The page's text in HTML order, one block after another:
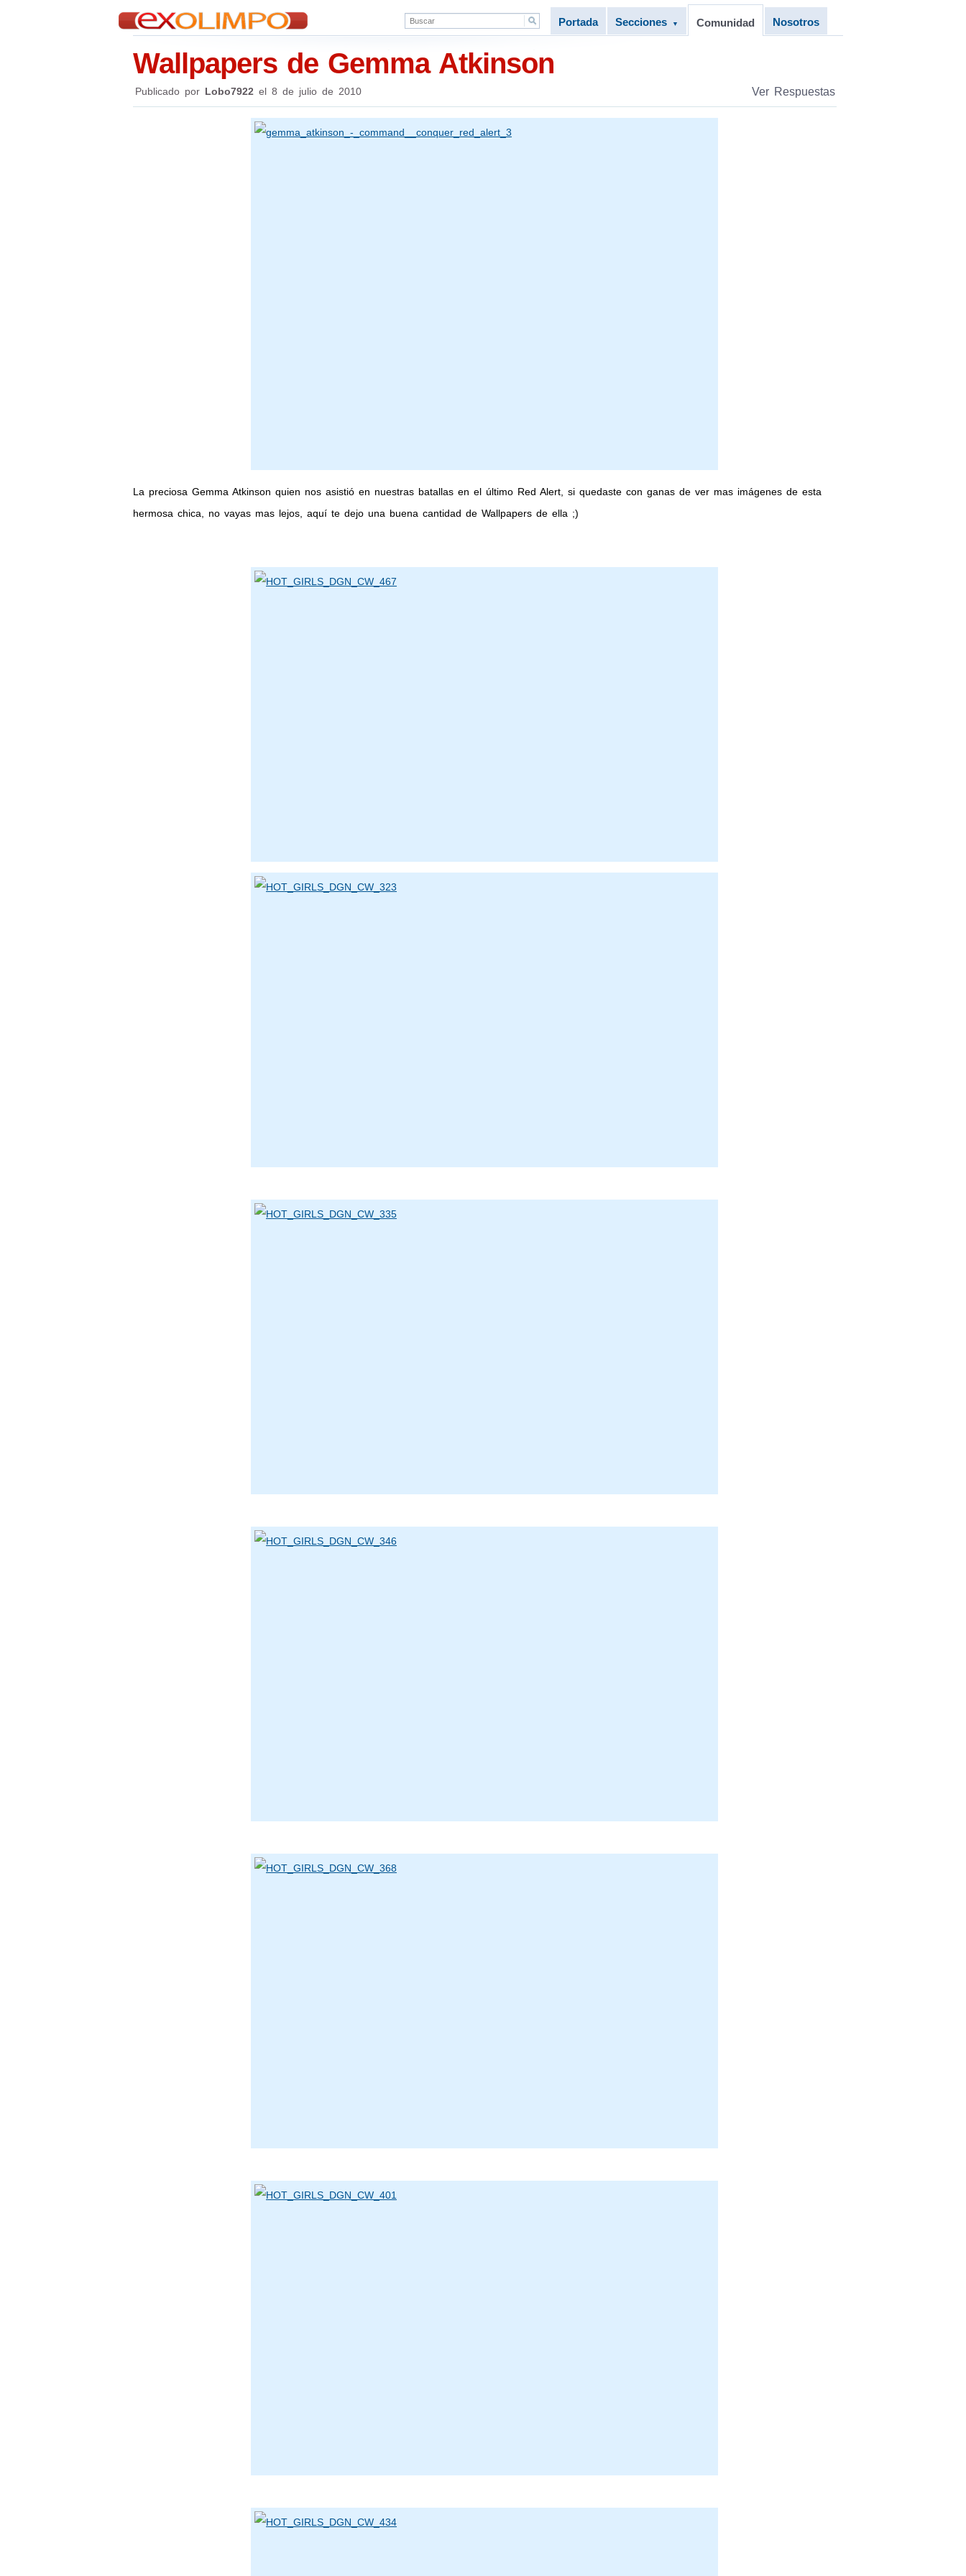
Portada Secciones ▼ Comunidad Nosotros
Wallpapers de Gemma Atkinson
Publicado por Lobo7922 el 8 de julio de 2010 Ver Respuestas
La preciosa Gemma Atkinson quien nos asistió en nuestras batallas en el último Red Alert, si quedaste con ganas de ver mas imágenes de esta
hermosa chica, no vayas mas lejos, aquí te dejo una buena cantidad de Wallpapers de ella ;)